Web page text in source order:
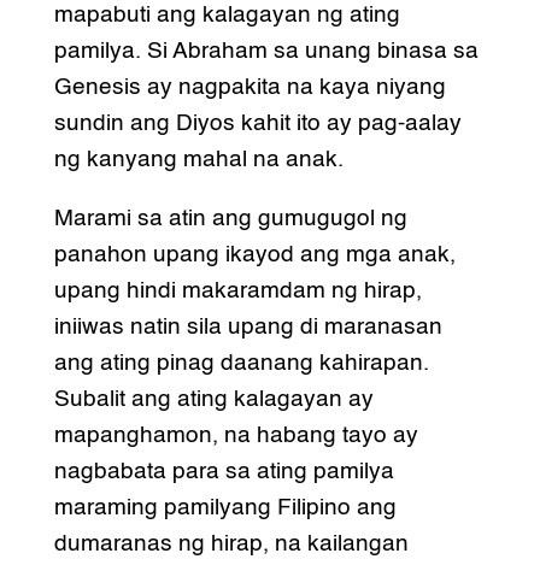
mapabuti ang kalagayan ng ating
pamilya. Si Abraham sa unang binasa sa
Genesis ay nagpakita na kaya niyang
sundin ang Diyos kahit ito ay pag-aalay
ng kanyang mahal na anak.
Marami sa atin ang gumugugol ng
panahon upang ikayod ang mga anak,
upang hindi makaramdam ng hirap,
iniiwas natin sila upang di maranasan
ang ating pinag daanang kahirapan.
Subalit ang ating kalagayan ay
mapanghamon, na habang tayo ay
nagbabata para sa ating pamilya
maraming pamilyang Filipino ang
dumaranas ng hirap, na kailangan